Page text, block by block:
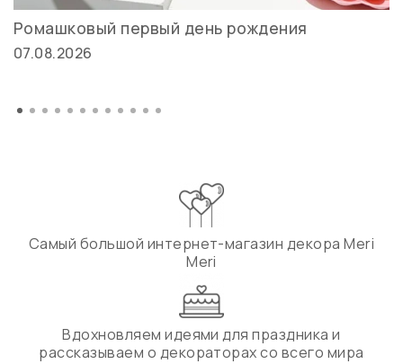
Ромашковый первый день рождения
07.08.2026
Самый большой интернет-магазин декора Meri
Meri
Вдохновляем идеями для праздника и
рассказываем о декораторах со всего мира